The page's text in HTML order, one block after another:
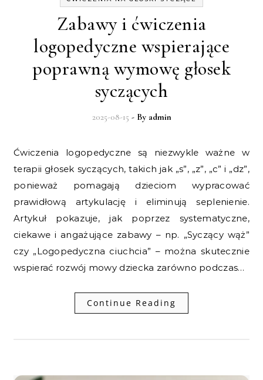
Zabawy i ćwiczenia
logopedyczne wspierające
poprawną wymowę głosek
syczących
2025-08-15 - By admin
Ćwiczenia logopedyczne są niezwykle ważne w
terapii głosek syczących, takich jak „s”, „z”, „c” i „dz”,
ponieważ pomagają dzieciom wypracować
prawidłową artykulację i eliminują seplenienie.
Artykuł pokazuje, jak poprzez systematyczne,
ciekawe i angażujące zabawy – np. „Syczący wąż”
czy „Logopedyczna ciuchcia” – można skutecznie
wspierać rozwój mowy dziecka zarówno podczas…
Continue Reading